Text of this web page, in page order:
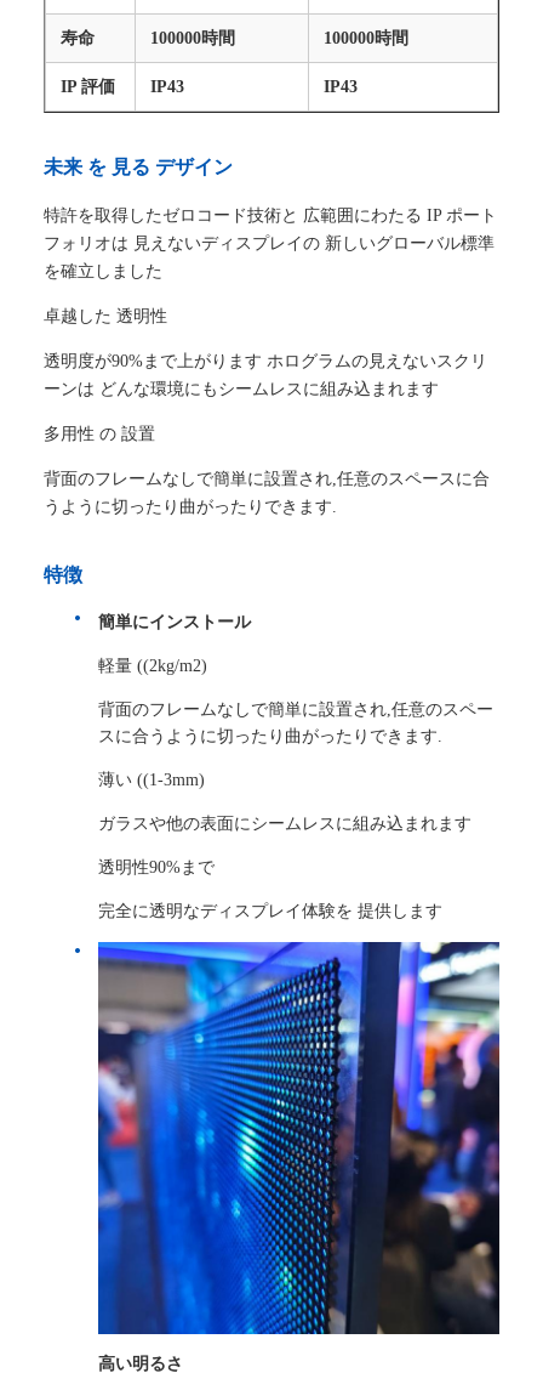
寿命 100000時間 100000時間
IP 評価 IP43 IP43
未来 を 見る デザイン
特許を取得したゼロコード技術と 広範囲にわたる IP ポート
フォリオは 見えないディスプレイの 新しいグローバル標準
を確立しました
卓越した 透明性
透明度が90%まで上がります ホログラムの見えないスクリ
ーンは どんな環境にもシームレスに組み込まれます
多用性 の 設置
背面のフレームなしで簡単に設置され,任意のスペースに合
うように切ったり曲がったりできます.
特徴
簡単にインストール
軽量 ((2kg/m2)
背面のフレームなしで簡単に設置され,任意のスペー
スに合うように切ったり曲がったりできます.
薄い ((1-3mm)
ガラスや他の表面にシームレスに組み込まれます
透明性90%まで
完全に透明なディスプレイ体験を 提供します
高い明るさ